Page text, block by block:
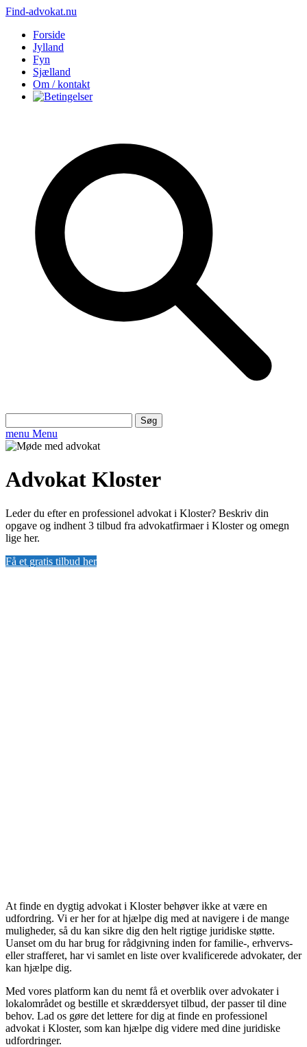
Find-advokat.nu
Forside
Jylland
Fyn
Sjælland
Om / kontakt
efter:
menu Menu
Advokat Kloster
Leder du efter en professionel advokat i Kloster? Beskriv din
opgave og indhent 3 tilbud fra advokatfirmaer i Kloster og omegn
lige her.
Få et gratis tilbud her
At finde en dygtig advokat i Kloster behøver ikke at være en
udfordring. Vi er her for at hjælpe dig med at navigere i de mange
muligheder, så du kan sikre dig den helt rigtige juridiske støtte.
Uanset om du har brug for rådgivning inden for familie-, erhvervs-
eller strafferet, har vi samlet en liste over kvalificerede advokater, der
kan hjælpe dig.
Med vores platform kan du nemt få et overblik over advokater i
lokalområdet og bestille et skræddersyet tilbud, der passer til dine
behov. Lad os gøre det lettere for dig at finde en professionel
advokat i Kloster, som kan hjælpe dig videre med dine juridiske
udfordringer.